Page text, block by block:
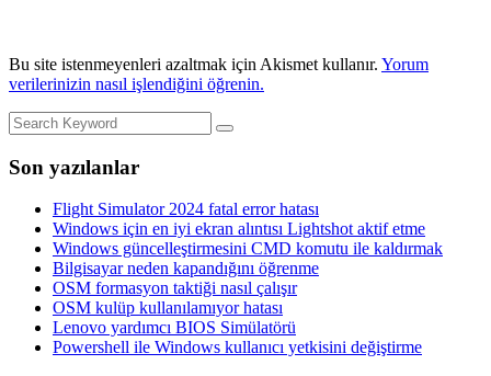
Bu site istenmeyenleri azaltmak için Akismet kullanır. Yorum
verilerinizin nasıl işlendiğini öğrenin.
Son yazılanlar
Flight Simulator 2024 fatal error hatası
Windows için en iyi ekran alıntısı Lightshot aktif etme
Windows güncelleştirmesini CMD komutu ile kaldırmak
Bilgisayar neden kapandığını öğrenme
OSM formasyon taktiği nasıl çalışır
OSM kulüp kullanılamıyor hatası
Lenovo yardımcı BIOS Simülatörü
Powershell ile Windows kullanıcı yetkisini değiştirme